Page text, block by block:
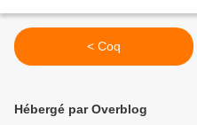
< Coq
Hébergé par Overblog